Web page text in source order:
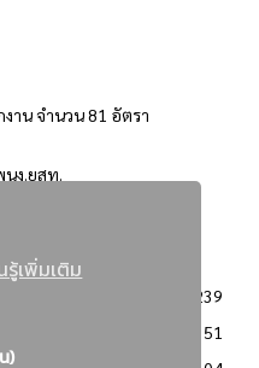
รู้เพิ่มเติม
)
าน จำนวน 81 อัตรา
นง.ยสท.
3239
2351